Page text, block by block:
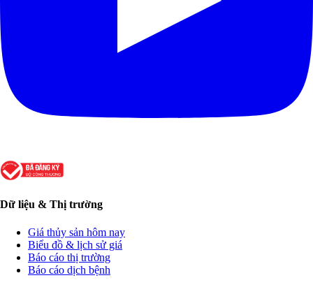
Dữ liệu & Thị trường
Giá thủy sản hôm nay
Biểu đồ & lịch sử giá
Báo cáo thị trường
Báo cáo dịch bệnh